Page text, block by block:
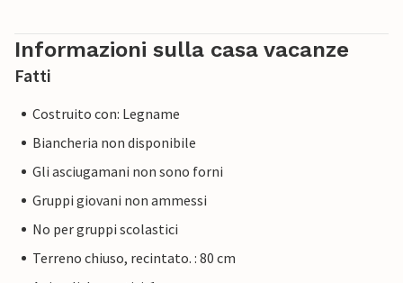
Informazioni sulla casa vacanze
Fatti
Costruito con: Legname
Biancheria non disponibile
Gli asciugamani non sono forni
Gruppi giovani non ammessi
No per gruppi scolastici
Terreno chiuso, recintato. : 80 cm